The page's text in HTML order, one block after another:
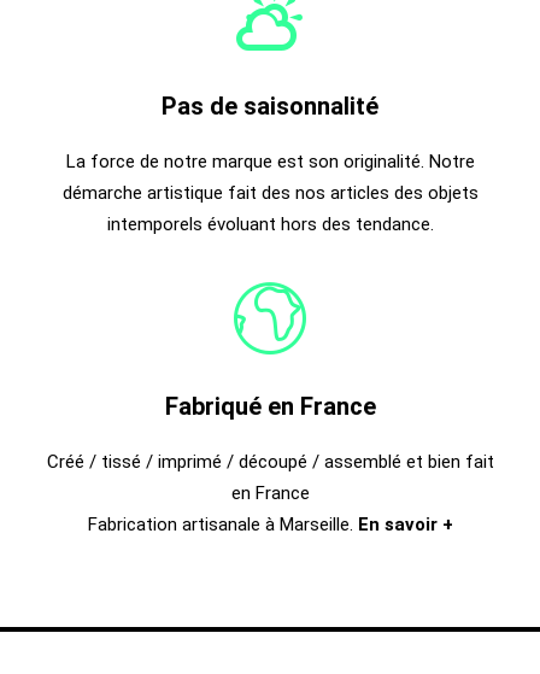
Pas de saisonnalité
La force de notre marque est son originalité. Notre
démarche artistique fait des nos articles des objets
intemporels évoluant hors des tendance.
Fabriqué en France
Créé / tissé / imprimé / découpé / assemblé et bien fait
en France
Fabrication artisanale à Marseille. En savoir +